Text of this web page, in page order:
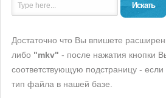
Искать
Достаточно что Вы впишете
либо "mkv" - после нажатия кнопки
соответствующую подстраницу - если
тип файла в нашей базе.